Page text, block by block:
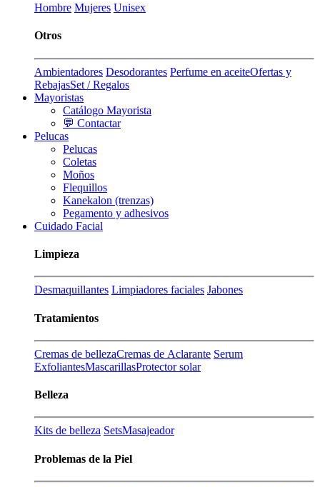
Hombre Mujeres Unisex
Otros
Ambientadores Desodorantes Perfume en aceiteOfertas y
RebajasSet / Regalos
Mayoristas
Catálogo Mayorista
💬 Contactar
Pelucas
Pelucas
Coletas
Moños
Flequillos
Kanekalon (trenzas)
Pegamento y adhesivos
Cuidado Facial
Limpieza
Desmaquillantes Limpiadores faciales Jabones
Tratamientos
Cremas de bellezaCremas de Aclarante Serum
ExfoliantesMascarillasProtector solar
Belleza
Kits de belleza SetsMasajeador
Problemas de la Piel